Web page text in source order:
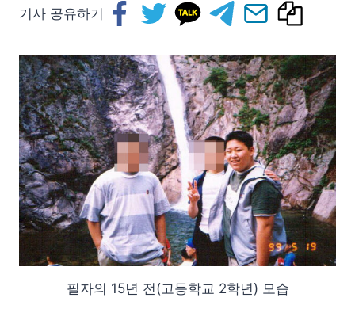
기사 공유하기
필자의 15년 전(고등학교 2학년) 모습